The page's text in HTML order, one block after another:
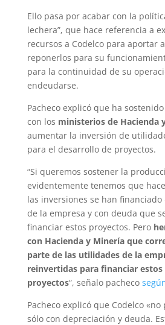
Ello pasa por acabar con la
lechera”, que hace referencia a
recursos a Codelco para aportar
reponerlos para su
para la continuidad de su
endeudarse.
Pacheco explicó que ha
con los ministerios de Hacienda
aumentar la inversión de
para el desarrollo de proyectos.
“Si queremos sostener la
evidentemente tenemos que
las inversiones se han
de la empresa y con deuda que
financiar estos proyectos. Pero
con Hacienda y Minería que
parte de las utilidades de la
reinvertidas para financiar estos
proyectos“, señalo pacheco
Pacheco explicó que Codelco
sólo con depreciación y deuda.